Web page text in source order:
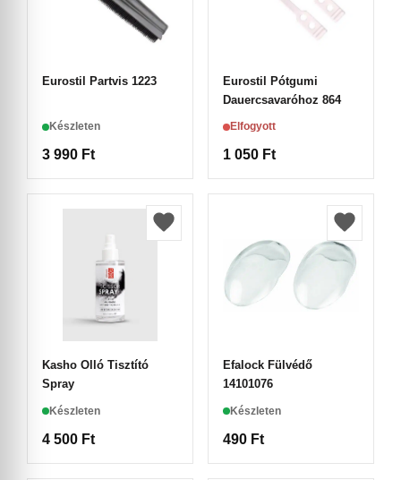
Eurostil Partvis 1223
Készleten
3 990 Ft
Eurostil Pótgumi
Dauercsavaróhoz 864
Elfogyott
1 050 Ft
Kasho Olló Tisztító
Spray
Készleten
4 500 Ft
Efalock Fülvédő
14101076
Készleten
490 Ft